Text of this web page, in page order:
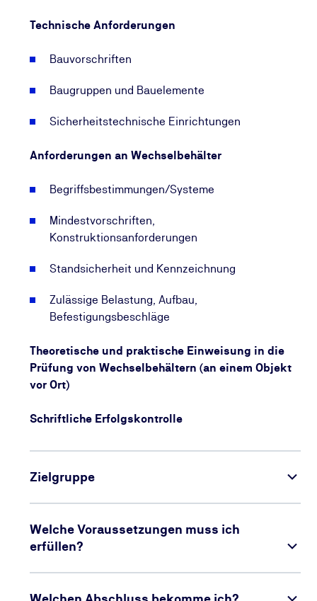
Technische Anforderungen
Bauvorschriften
Baugruppen und Bauelemente
Sicherheitstechnische Einrichtungen
Anforderungen an Wechselbehälter
Begriffsbestimmungen/Systeme
Mindestvorschriften,
Konstruktionsanforderungen
Standsicherheit und Kennzeichnung
Zulässige Belastung, Aufbau,
Befestigungsbeschläge
Theoretische und praktische Einweisung in die
Prüfung von Wechselbehältern (an einem Objekt
vor Ort)
Schriftliche Erfolgskontrolle
Zielgruppe
Welche Voraussetzungen muss ich
erfüllen?